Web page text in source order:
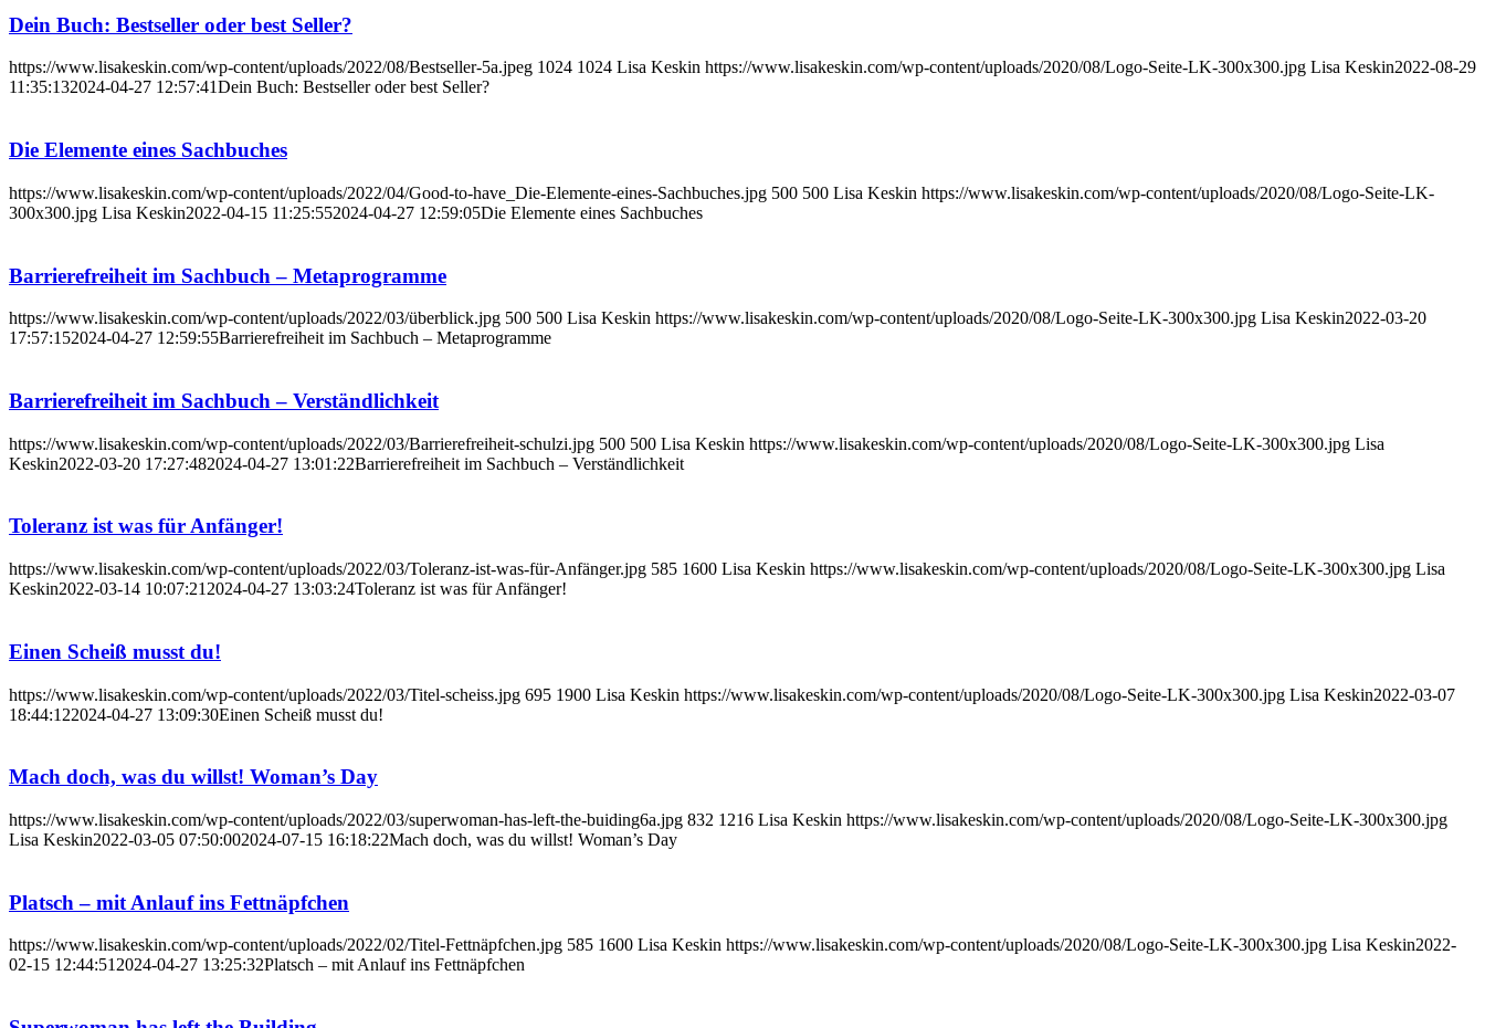
Dein Buch: Bestseller oder best Seller?
https://www.lisakeskin.com/wp-content/uploads/2022/08/Bestseller-5a.jpeg 1024 1024 Lisa Keskin https://www.lisakeskin.com/wp-content/uploads/2020/08/Logo-Seite-LK-300x300.jpg Lisa Keskin2022-08-29
11:35:132024-04-27 12:57:41Dein Buch: Bestseller oder best Seller?
Die Elemente eines Sachbuches
https://www.lisakeskin.com/wp-content/uploads/2022/04/Good-to-have_Die-Elemente-eines-Sachbuches.jpg 500 500 Lisa Keskin https://www.lisakeskin.com/wp-content/uploads/2020/08/Logo-Seite-LK-
300x300.jpg Lisa Keskin2022-04-15 11:25:552024-04-27 12:59:05Die Elemente eines Sachbuches
Barrierefreiheit im Sachbuch – Metaprogramme
https://www.lisakeskin.com/wp-content/uploads/2022/03/überblick.jpg 500 500 Lisa Keskin https://www.lisakeskin.com/wp-content/uploads/2020/08/Logo-Seite-LK-300x300.jpg Lisa Keskin2022-03-20
17:57:152024-04-27 12:59:55Barrierefreiheit im Sachbuch – Metaprogramme
Barrierefreiheit im Sachbuch – Verständlichkeit
https://www.lisakeskin.com/wp-content/uploads/2022/03/Barrierefreiheit-schulzi.jpg 500 500 Lisa Keskin https://www.lisakeskin.com/wp-content/uploads/2020/08/Logo-Seite-LK-300x300.jpg Lisa
Keskin2022-03-20 17:27:482024-04-27 13:01:22Barrierefreiheit im Sachbuch – Verständlichkeit
Toleranz ist was für Anfänger!
https://www.lisakeskin.com/wp-content/uploads/2022/03/Toleranz-ist-was-für-Anfänger.jpg 585 1600 Lisa Keskin https://www.lisakeskin.com/wp-content/uploads/2020/08/Logo-Seite-LK-300x300.jpg Lisa
Keskin2022-03-14 10:07:21 2024-04-27 13:03:24Toleranz ist was für Anfänger!
Einen Scheiß musst du!
https://www.lisakeskin.com/wp-content/uploads/2022/03/Titel-scheiss.jpg 695 1900 Lisa Keskin https://www.lisakeskin.com/wp-content/uploads/2020/08/Logo-Seite-LK-300x300.jpg Lisa Keskin2022-03-07
18:44:122024-04-27 13:09:30Einen Scheiß musst du!
Mach doch, was du willst! Woman’s Day
https://www.lisakeskin.com/wp-content/uploads/2022/03/superwoman-has-left-the-buiding6a.jpg 832 1216 Lisa Keskin https://www.lisakeskin.com/wp-content/uploads/2020/08/Logo-Seite-LK-300x300.jpg
Lisa Keskin2022-03-05 07:50:002024-07-15 16:18:22Mach doch, was du willst! Woman’s Day
Platsch – mit Anlauf ins Fettnäpfchen
https://www.lisakeskin.com/wp-content/uploads/2022/02/Titel-Fettnäpfchen.jpg 585 1600 Lisa Keskin https://www.lisakeskin.com/wp-content/uploads/2020/08/Logo-Seite-LK-300x300.jpg Lisa Keskin2022-
02-15 12:44:512024-04-27 13:25:32Platsch – mit Anlauf ins Fettnäpfchen